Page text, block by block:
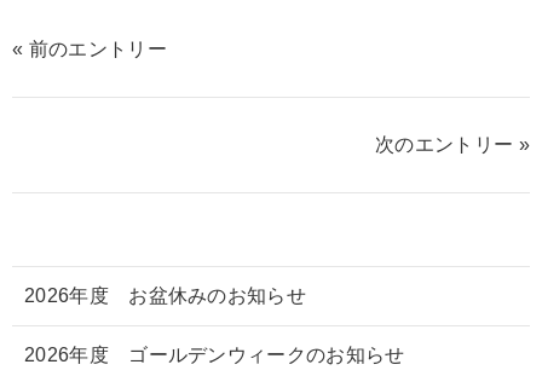
« 前のエントリー
次のエントリー »
2026年度 お盆休みのお知らせ
2026年度 ゴールデンウィークのお知らせ